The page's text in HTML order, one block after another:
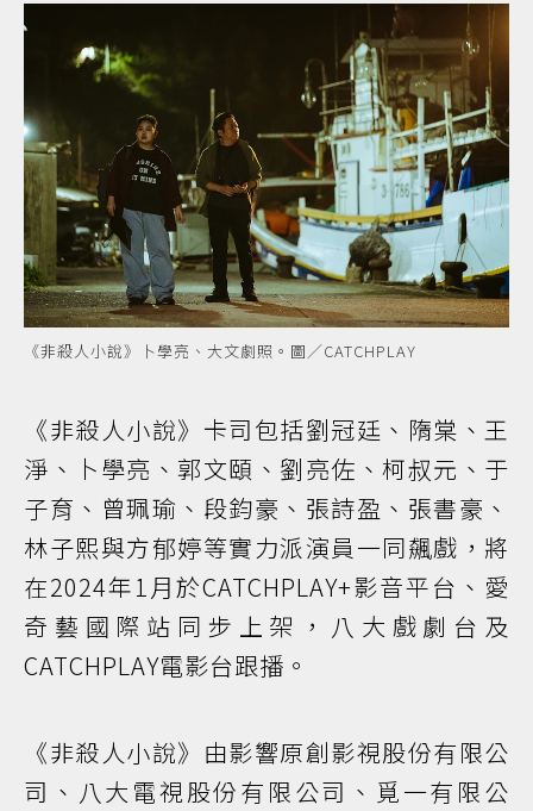
《非殺人小說》卜學亮、大文劇照。圖／CATCHPLAY
《非殺人小說》卡司包括劉冠廷、隋棠、王
淨、卜學亮、郭文頤、劉亮佐、柯叔元、于
子育、曾珮瑜、段鈞豪、張詩盈、張書豪、
林子熙與方郁婷等實力派演員一同飆戲，將
在2024年1月於CATCHPLAY+影音平台、愛
奇藝國際站同步上架，八大戲劇台及
CATCHPLAY電影台跟播。
《非殺人小說》由影響原創影視股份有限公
司、八大電視股份有限公司、覓一有限公